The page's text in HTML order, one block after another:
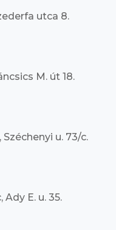
utca 8.
M. út 18.
u. 73/c.
E. u. 35.